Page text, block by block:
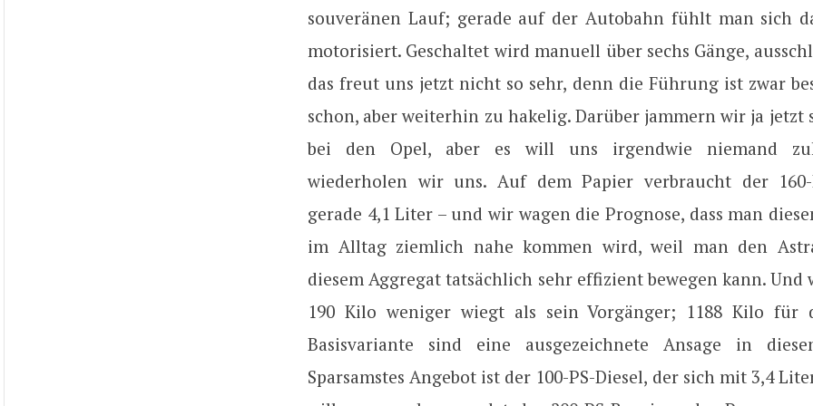
souveränen Lauf; gerade auf der Autobahn fühlt man sich
motorisiert. Geschaltet wird manuell über sechs Gänge,
das freut uns jetzt nicht so sehr, denn die Führung ist zwar
schon, aber weiterhin zu hakelig. Darüber jammern wir ja jetzt
bei den Opel, aber es will uns irgendwie niemand
wiederholen wir uns. Auf dem Papier verbraucht der
gerade 4,1 Liter – und wir wagen die Prognose, dass man
im Alltag ziemlich nahe kommen wird, weil man den
diesem Aggregat tatsächlich sehr effizient bewegen kann. Und
190 Kilo weniger wiegt als sein Vorgänger; 1188 Kilo für
Basisvariante sind eine ausgezeichnete Ansage in
Sparsamstes Angebot ist der 100-PS-Diesel, der sich mit 3,4